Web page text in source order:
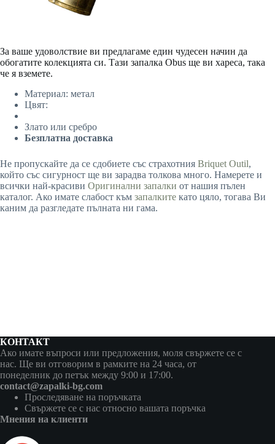
За ваше удоволствие ви предлагаме един чудесен начин да
обогатите колекцията си. Тази запалка Obus ще ви хареса, така
че я вземете.
Материал: метал
Цвят:
Злато или сребро
Безплатна доставка
Не пропускайте да се сдобиете със страхотния Briquet Outil,
който със сигурност ще ви зарадва толкова много. Намерете и
всички най-красиви Оригинални запалки от нашия пълен
каталог. Ако имате слабост към запалките като цяло, тогава Ви
каним да разгледате пълната ни гама.
КОНТАКТ
Ако имате въпроси или предложения, моля свържете се с
нас. Ще ви отговорим в рамките на 24 часа, от
понеделник до петък между 9:00 и 17:00.
contact@zapalki-bg.com
Проследяване на поръчката
Свържете се с нас относно вашата поръчка
Мнения на клиенти